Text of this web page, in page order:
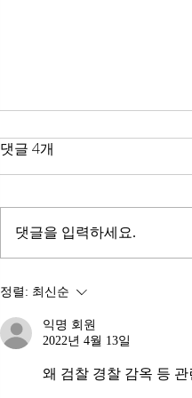
한국 경제
2026년이 밝았다. KOSPI는
동안 8.71% 올랐다. 1999년
다. 숫자만 보면 대한민국
그러나 상가 절반이 공실이
업 신고가 줄을 잇는다. 자
10명 중 4명 이상이 향후 3
댓글 4개
댓글을 입력하세요.
정렬: 최신순
익명 회원
2022년 4월 13일
왜 검찰 경찰 감옥 등